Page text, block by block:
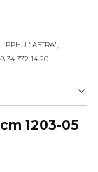
"ASTRA",
34 372 14 20.
1203-05